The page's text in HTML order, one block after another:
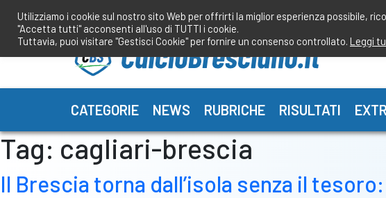
contenuto
CATEGORIE NEWS RUBRICHE RISULTATI
Tag: cagliari-brescia
Il Brescia torna dall’isola senza il
Utilizziamo i cookie sul nostro sito Web per offrirti la miglior esperienza possibile,
"Accetta tutti" acconsenti all'uso di TUTTI i cookie.
Tuttavia, puoi visitare "Gestisci Cookie" per fornire un consenso controllato. Leggi